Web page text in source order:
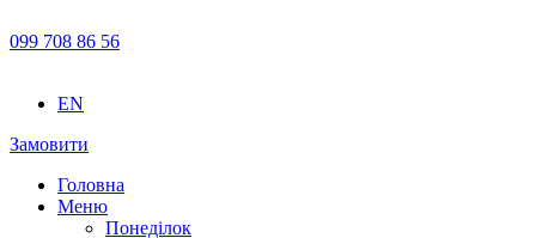
099 708 86 56
EN
Замовити
Головна
Меню
Понеділок